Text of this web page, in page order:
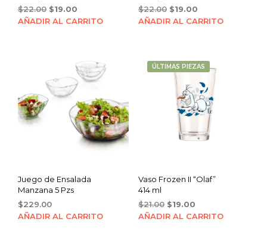
$22.00 Original
price
$19.00
price
AÑADIR AL CARRITO
$22.00 Original
price
$19.00Current
price
AÑADIR AL CARRITO
Juego de Ensalada
Manzana 5 Pzs
$229.00
AÑADIR AL CARRITO
ÚLTIMAS PIEZAS
Vaso Frozen II “Olaf”
414 ml
$21.00 Original
price
$19.00Current
price
AÑADIR AL CARRITO